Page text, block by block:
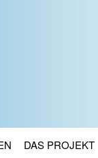
DAS PROJEKT